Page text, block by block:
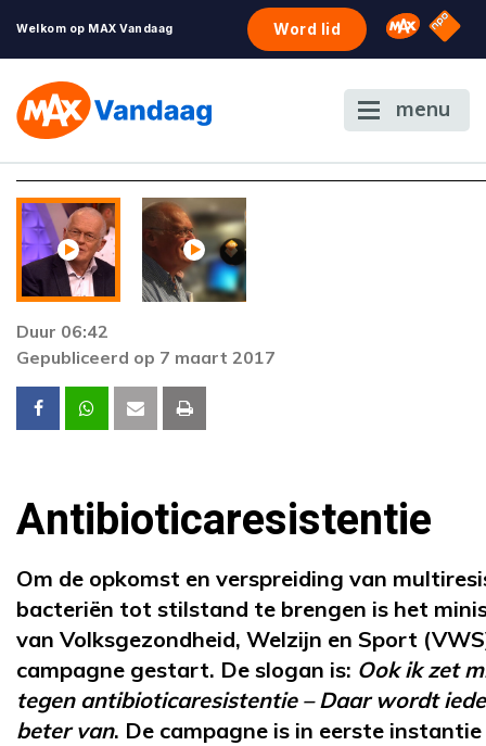
Welkom op MAX Vandaag Word lid Omroep
NPO
menu
Foutcode 403
De gewenste stream is op dit moment niet
beschikbaar. Als het probleem zich blijft
neem dan contact op met onze klantenservice.
Duur 06:42
Gepubliceerd op 7 maart 2017
Antibioticaresistentie
Om de opkomst en verspreiding van
bacteriën tot stilstand te brengen is het
van Volksgezondheid, Welzijn en Sport
campagne gestart. De slogan is: Ook ik zet
tegen antibioticaresistentie – Daar wordt
beter van. De campagne is in eerste